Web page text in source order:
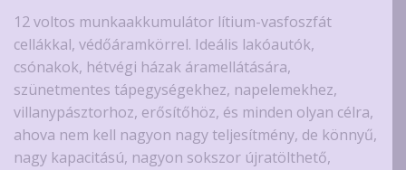
12 voltos munkaakkumulátor lítium-vasfoszfát
cellákkal, védőáramkörrel. Ideális lakóautók,
csónakok, hétvégi házak áramellátására,
szünetmentes tápegységekhez, napelemekhez,
villanypásztorhoz, erősítőhöz, és minden olyan célra,
ahova nem kell nagyon nagy teljesítmény, de könnyű,
nagy kapacitású, nagyon sokszor újratölthető,